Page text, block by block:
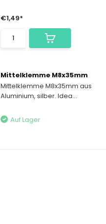
€1,49*
Mittelklemme M8x35mm
Mittelklemme M8x35mm aus
Aluminium, silber. Idea...
Auf Lager